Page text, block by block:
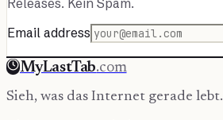
Email address
MyLastTab.com
Sieh, was das Internet gerade lebt.